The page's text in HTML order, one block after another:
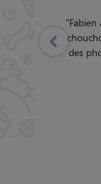
"
des
Précédent